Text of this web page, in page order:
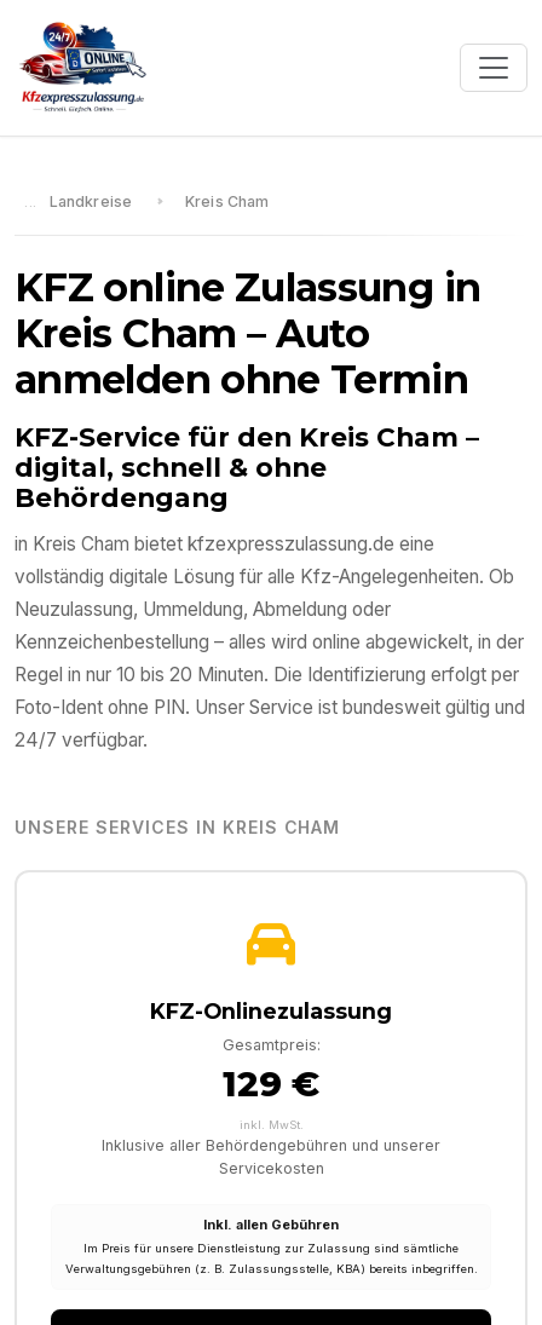
Landkreise Kreis Cham
KFZ online Zulassung in
Kreis Cham – Auto
anmelden ohne Termin
KFZ-Service für den Kreis Cham –
digital, schnell & ohne
Behördengang
in Kreis Cham bietet kfzexpresszulassung.de eine
vollständig digitale Lösung für alle Kfz-Angelegenheiten. Ob
Neuzulassung, Ummeldung, Abmeldung oder
Kennzeichenbestellung – alles wird online abgewickelt, in der
Regel in nur 10 bis 20 Minuten. Die Identifizierung erfolgt per
Foto-Ident ohne PIN. Unser Service ist bundesweit gültig und
24/7 verfügbar.
UNSERE SERVICES IN KREIS CHAM
KFZ-Onlinezulassung
Gesamtpreis:
129 €
inkl. MwSt.
Inklusive aller Behördengebühren und unserer
Servicekosten
Inkl. allen Gebühren
Im Preis für unsere Dienstleistung zur Zulassung sind sämtliche
Verwaltungsgebühren (z. B. Zulassungsstelle, KBA) bereits inbegriffen.